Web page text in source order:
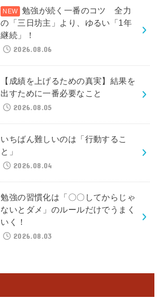
勉強が続く一番のコツ 全力
の「三日坊主」より、ゆるい「1年
継続」！
2026.08.06
【成績を上げるための真実】結果を
出すために一番必要なこと
2026.08.05
いちばん難しいのは「行動するこ
と」
2026.08.04
勉強の習慣化は「〇〇してからじゃ
ないとダメ」のルールだけでうまく
いく！
2026.08.03